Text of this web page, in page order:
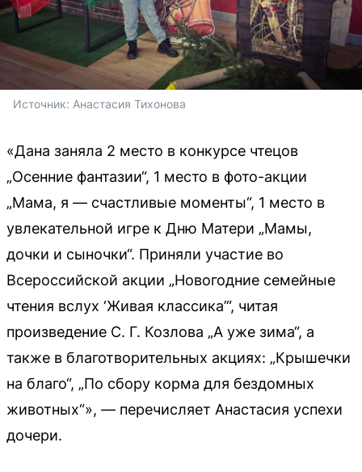
Источник: Анастасия Тихонова
«Дана заняла 2 место в конкурсе чтецов
„Осенние фантазии“, 1 место в фото-акции
„Мама, я — счастливые моменты“, 1 место в
увлекательной игре к Дню Матери „Мамы,
дочки и сыночки“. Приняли участие во
Всероссийской акции „Новогодние семейные
чтения вслух ‘Живая классика’“, читая
произведение С. Г. Козлова „А уже зима“, а
также в благотворительных акциях: „Крышечки
на благо“, „По сбору корма для бездомных
животных“», — перечисляет Анастасия успехи
дочери.